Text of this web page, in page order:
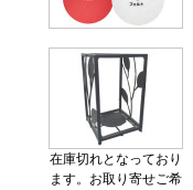
在庫切れとなっており
ます。お取り寄せご希